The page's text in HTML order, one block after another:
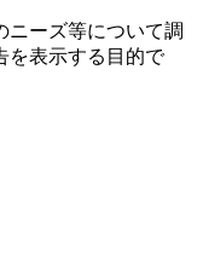
ニーズ等について調
を表⽰する⽬的で